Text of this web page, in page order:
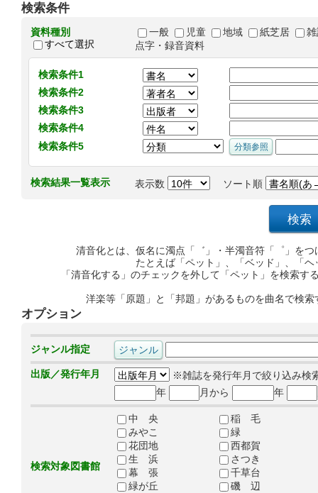
検索条件
資料種別
すべて選択
一般 児童 地域 紙芝居
点字・録音資料
検索条件1
検索条件2
検索条件3
検索条件4
検索条件5
検索結果一覧表示 表示数 ソート順
清音化とは、仮名に濁点「゛」・半濁音符「゜」を
たとえば「ペット」、「ベッド」、「
「清音化する」のチェックを外して「ペット」を検索
洋楽等「原題」と「邦題」があるものを曲名で検
オプション
ジャンル指定
出版／発行年月
※雑誌を発行年月で絞り込み検
年
月から 年
検索対象図書館
中 央
稲 毛
みやこ
緑
花団地
西都賀
生 浜
さつき
幕 張
千草台
緑が丘
磯 辺